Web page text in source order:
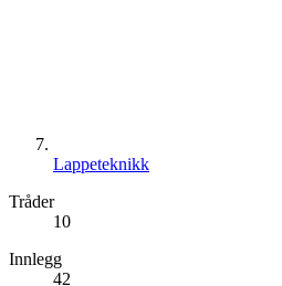
Lappeteknikk
Tråder
10
Innlegg
42